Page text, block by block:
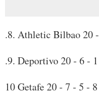
.8. Athletic Bilbao 20
.9. Deportivo 20 - 6 -
10 Getafe 20 - 7 - 5 -